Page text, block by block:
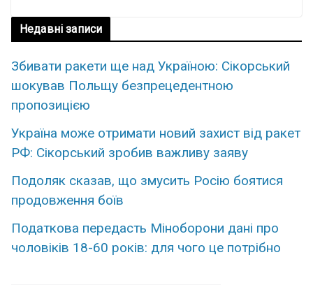
Недавні записи
Збивати ракети ще над Україною: Сікорський
шокував Польщу безпрецедентною
пропозицією
Україна може отримати новий захист від ракет
РФ: Сікорський зробив важливу заяву
Подоляк сказав, що змусить Росію боятися
продовження боїв
Податкова передасть Міноборони дані про
чоловіків 18-60 років: для чого це потрібно